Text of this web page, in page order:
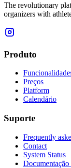
The revolutionary
organizers with
Produto
Preços
Platform
Calendário
Suporte
Frequently
Contact
System Status